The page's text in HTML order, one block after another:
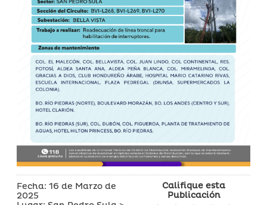
Fecha: 16 de Marzo de
2025
Califique esta
Publicación